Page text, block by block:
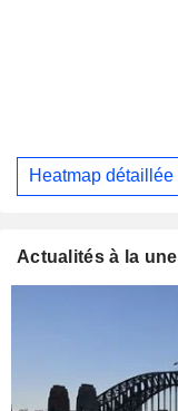
Heatmap détaillée
Actualités à la une